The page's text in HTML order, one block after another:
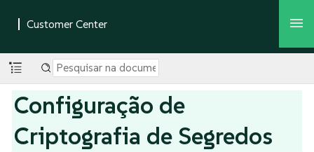
Configuração de
Criptografia de Segredos